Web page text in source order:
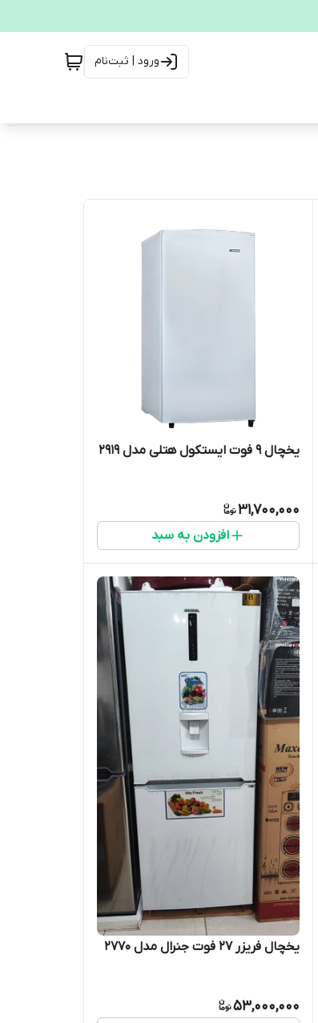
ورود | ثبت‌نام
یخچال 9 فوت ایستکول هتلی مدل ۲۹۱۹
31,700,000
افزودن به سبد
یخچال فریزر ۲۷ فوت جنرال مدل 2770
53,000,000